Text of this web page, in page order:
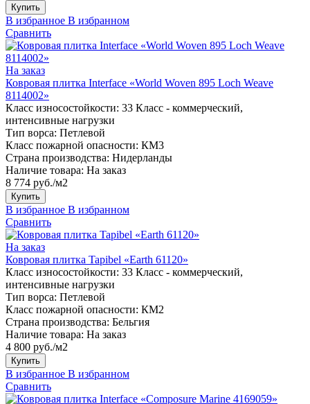
Купить
В избранное В избранном
Сравнить
На заказ
Ковровая плитка Interface «World Woven 895 Loch Weave
8114002»
Класс износостойкости: 33 Класс - коммерческий,
интенсивные нагрузки
Тип ворса: Петлевой
Класс пожарной опасности: КМ3
Страна производства: Нидерланды
Наличие товара: На заказ
8 774 руб./м2
Купить
В избранное В избранном
Сравнить
На заказ
Ковровая плитка Tapibel «Earth 61120»
Класс износостойкости: 33 Класс - коммерческий,
интенсивные нагрузки
Тип ворса: Петлевой
Класс пожарной опасности: КМ2
Страна производства: Бельгия
Наличие товара: На заказ
4 800 руб./м2
Купить
В избранное В избранном
Сравнить